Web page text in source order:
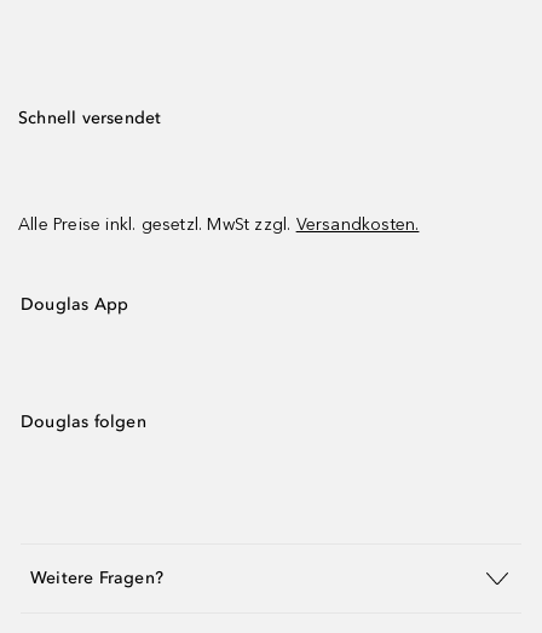
Schnell versendet
Alle Preise inkl. gesetzl. MwSt zzgl. Versandkosten.
Douglas App
Douglas folgen
Weitere Fragen?